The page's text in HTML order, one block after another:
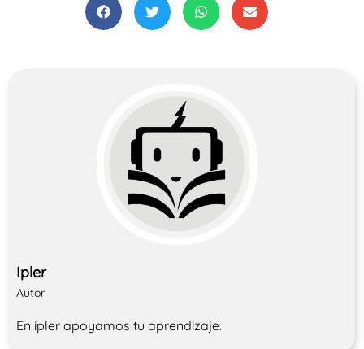
Ipler
Autor
En ipler apoyamos tu aprendizaje.